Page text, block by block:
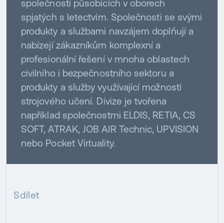
společnosti působících v oborech
spjatých s letectvím. Společnosti se svými
produkty a službami navzájem doplňují a
nabízejí zákazníkům komplexní a
profesionální řešení v mnoha oblastech
civilního i bezpečnostního sektoru a
produkty a služby využívající možností
strojového učení. Divize je tvořena
například společnostmi ELDIS, RETIA, CS
SOFT, ATRAK, JOB AIR Technic, UPVISION
nebo Pocket Virtuality.
Sdílet